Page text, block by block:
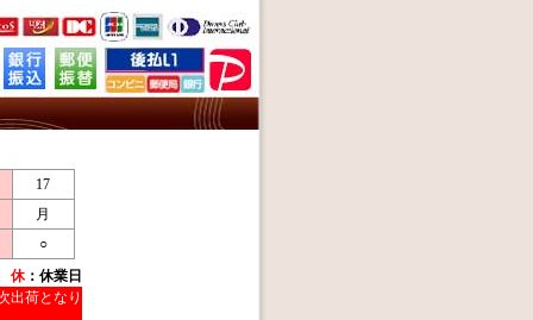
17
月
○
休：休業日
出荷となり